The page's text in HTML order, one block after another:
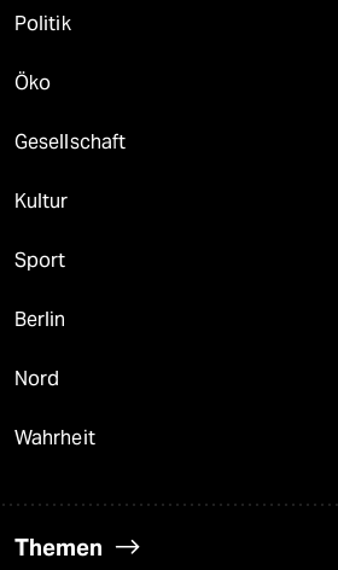
Politik
Öko
Gesellschaft
Kultur
Sport
Berlin
Nord
Wahrheit
Themen